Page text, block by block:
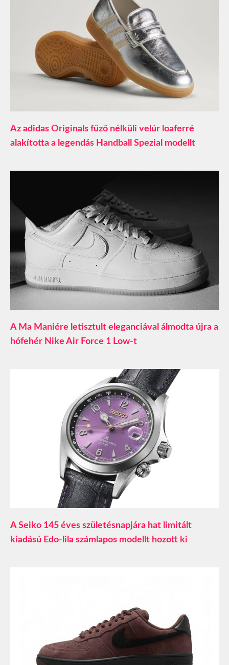
Az adidas Originals fűző nélküli velúr loaferré
alakította a legendás Handball Spezial modellt
A Ma Maniére letisztult eleganciával álmodta újra a
hófehér Nike Air Force 1 Low-t
A Seiko 145 éves születésnapjára hat limitált
kiadású Edo-lila számlapos modellt hozott ki